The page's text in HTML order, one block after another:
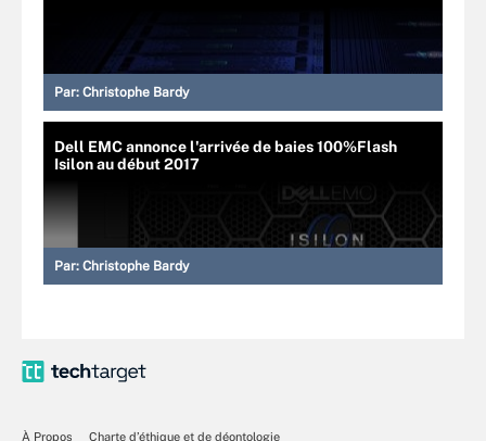
Par: Christophe Bardy
Dell EMC annonce l'arrivée de baies 100%Flash
Isilon au début 2017
Par: Christophe Bardy
À Propos
Charte d’éthique et de déontologie